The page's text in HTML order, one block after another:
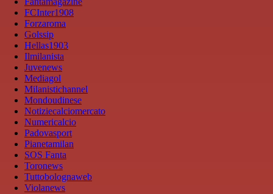
FCInter1908
Forzaroma
Golssip
Hellas1903
Ilmilanista
Juvenews
Mediagol
Milanistichannel
Mondoudinese
Notiziecalciomercato
Numericalcio
Padovasport
Pianetamilan
SOS Fanta
Toronews
Tuttobolognaweb
Violanews